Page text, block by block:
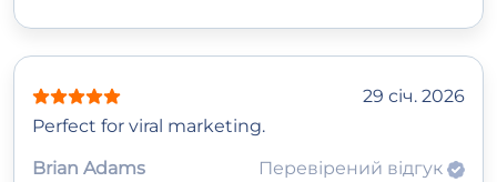
29 січ. 2026
Perfect for viral marketing.
Brian Adams
Перевірений відгук